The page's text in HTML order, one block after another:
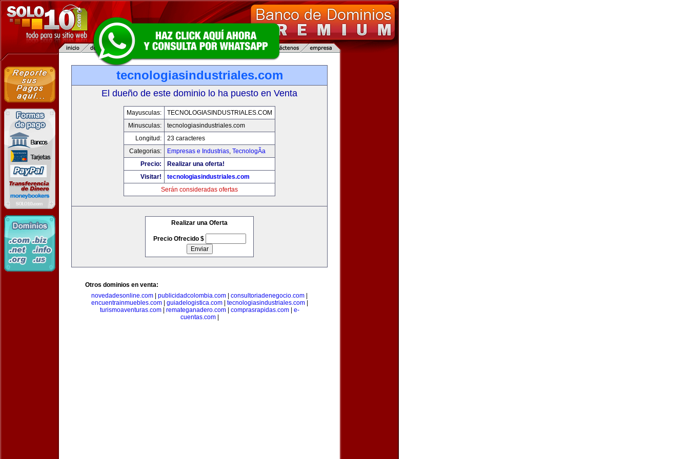
tecnologiasindustriales.com
El dueño de este dominio lo ha puesto en Venta
Mayusculas:
TECNOLOGIASINDUSTRIALES.COM
Minusculas:
tecnologiasindustriales.com
Longitud:
23 caracteres
Categorias:
Empresas e Industrias, TecnologÃ­a
Precio:
Realizar una oferta!
Visitar!
tecnologiasindustriales.com
Serán consideradas ofertas
Realizar una Oferta
Precio Ofrecido $
Otros dominios en venta:
novedadesonline.com
publicidadcolombia.com consultoriadenegocio.com
encuentrainmuebles.com| guiadelogistica.com| tecnologiasindustriales.com|
turismoaventuras.com| remateganadero.com| comprasrapidas.com| e-
cuentas.com|